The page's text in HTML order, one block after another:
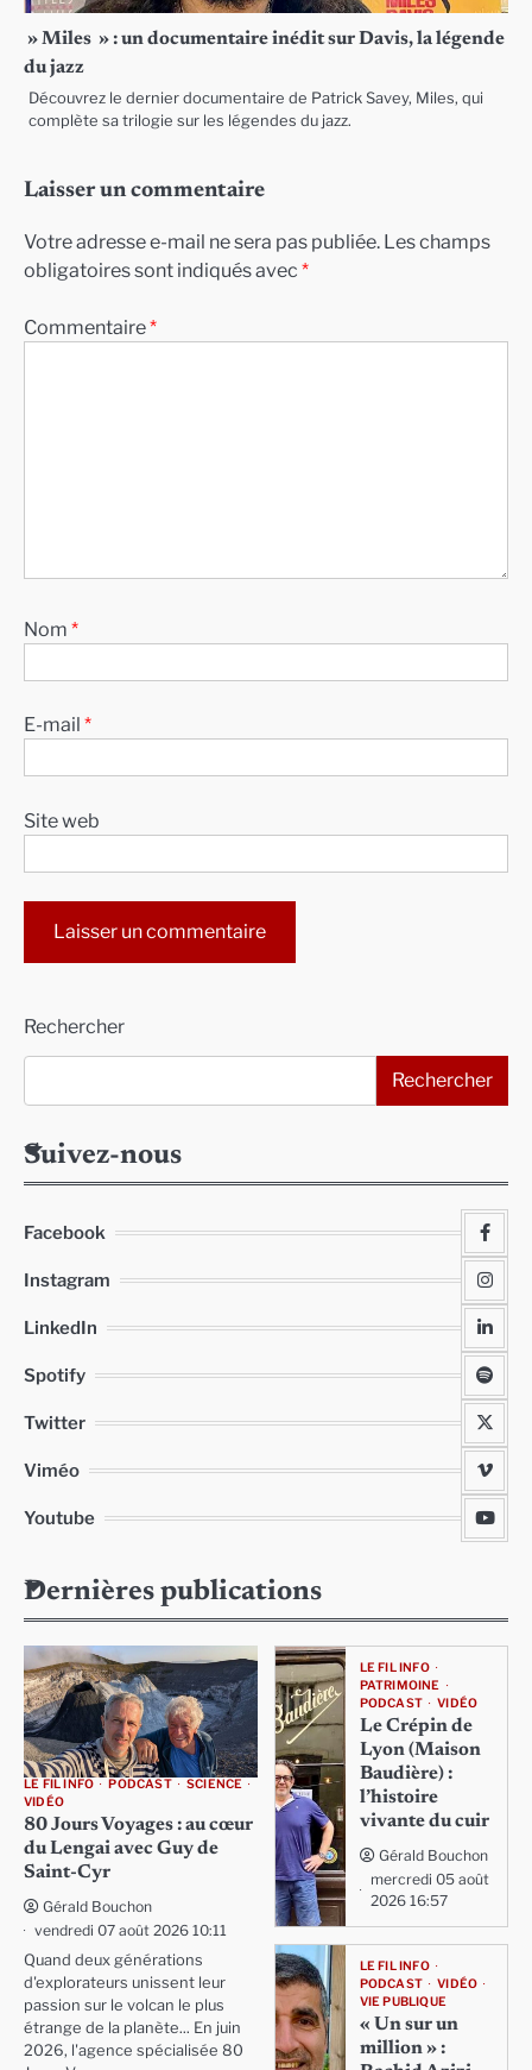
» Miles » : un documentaire inédit sur Davis, la légende
du jazz
Découvrez le dernier documentaire de Patrick Savey, Miles, qui
complète sa trilogie sur les légendes du jazz.
Laisser un commentaire
Votre adresse e-mail ne sera pas publiée. Les champs
obligatoires sont indiqués avec *
Commentaire*
Nom *
E-mail *
Site web
Rechercher
Rechercher
Suivez-nous
Facebook
Instagram
LinkedIn
Spotify
Twitter
Viméo
Youtube
Dernières publications
LE FIL INFO PODCAST
SCIENCE
VIDÉO
80 Jours Voyages : au cœur
du Lengai avec Guy de
Saint-Cyr
Gérald Bouchon
vendredi 07 août 2026 10:11
Quand deux générations
d'explorateurs unissent leur
passion sur le volcan le plus
étrange de la planète... En juin
2026, l'agence spécialisée 80
LE FIL INFO
PATRIMOINE
PODCAST
VIDÉO
Le Crépin de
Lyon (Maison
Baudière) :
l’histoire
vivante du cuir
Gérald Bouchon
mercredi 05 août
2026 16:57
LE FIL INFO
PODCAST
VIDÉO
VIE PUBLIQUE
« Un sur un
million » :